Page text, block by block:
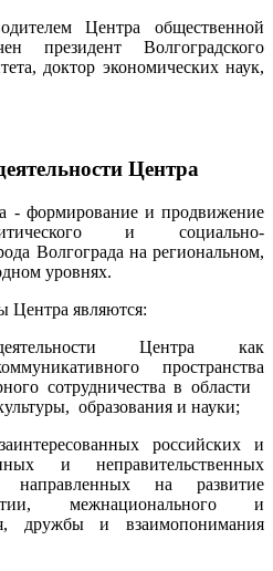
Центра общественной
президент Волгоградского
доктор экономических наук,
Центра
- формирование и продвижение
и социально-
Волгограда на региональном,
уровнях.
Центра являются:
Центра как
пространства
сотрудничества в области
образования и науки;
российских и
и неправительственных
направленных на развитие
межнационального и
дружбы и взаимопонимания